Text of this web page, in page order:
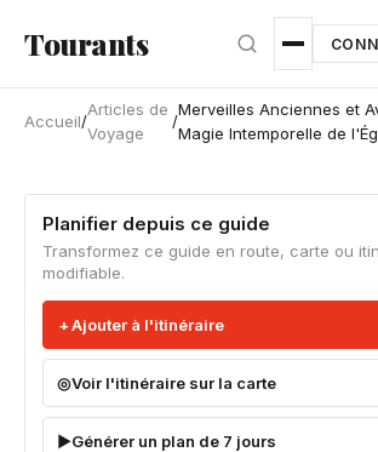
Tourants
Accueil/
Articles de
Voyage
/
Merveilles Anciennes et
Magie Intemporelle de
Planifier depuis ce guide
Transformez ce guide en route, carte ou
modifiable.
Ajouter à l'itinéraire
Voir l'itinéraire sur la carte
Générer un plan de 7 jours